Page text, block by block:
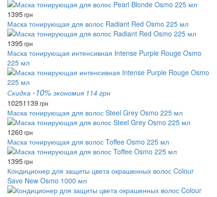
1395грн
Маска тонирующая для волос Radiant Red Osmo 225 мл
1395грн
Маска тонирующая интенсивная Intense Purple Rouge Osmo
225 мл
Скидка -10% экономия 114 грн
10251139 грн
Маска тонирующая для волос Steel Grey Osmo 225 мл
1260 грн
Маска тонирующая для волос Toffee Osmo 225 мл
1395грн
Кондиционер для защиты цвета окрашенных волос Colour
Save New Osmo 1000 мл